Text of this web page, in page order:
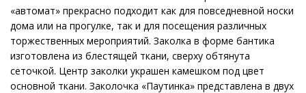
«автомат» прекрасно подходит как для повседневной носки
дома или на прогулке, так и для посещения различных
торжественных мероприятий. Заколка в форме бантика
изготовлена из блестящей ткани, сверху обтянута
сеточкой. Центр заколки украшен камешком под цвет
основной ткани. Заколочка «Паутинка» представлена в двух